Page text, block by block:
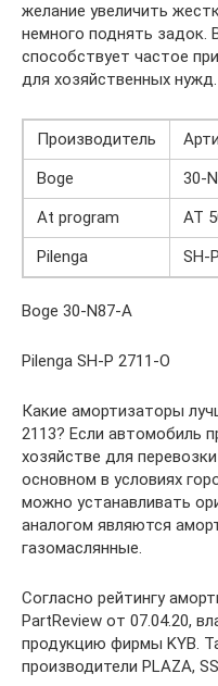
желание увеличить
немного поднять задок.
способствует частое
для хозяйственных нужд.
Производитель
Boge
30-
At program
AT
Pilenga
SH-
Boge 30-N87-A
Pilenga SH-P 2711-O
Какие амортизаторы
2113? Если автомобиль
хозяйстве для
основном в условиях
можно устанавливать
аналогом являются
газомаслянные.
Согласно рейтингу
PartReview от 07.04.20,
продукцию фирмы KYB.
производители PLAZA,